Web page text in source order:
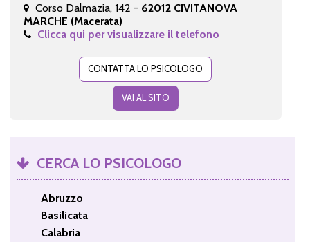
Corso Dalmazia, 142 - 62012 CIVITANOVA
MARCHE (Macerata)
Clicca qui per visualizzare il telefono
CONTATTA LO PSICOLOGO
VAI AL SITO
CERCA LO PSICOLOGO
Abruzzo
Basilicata
Calabria